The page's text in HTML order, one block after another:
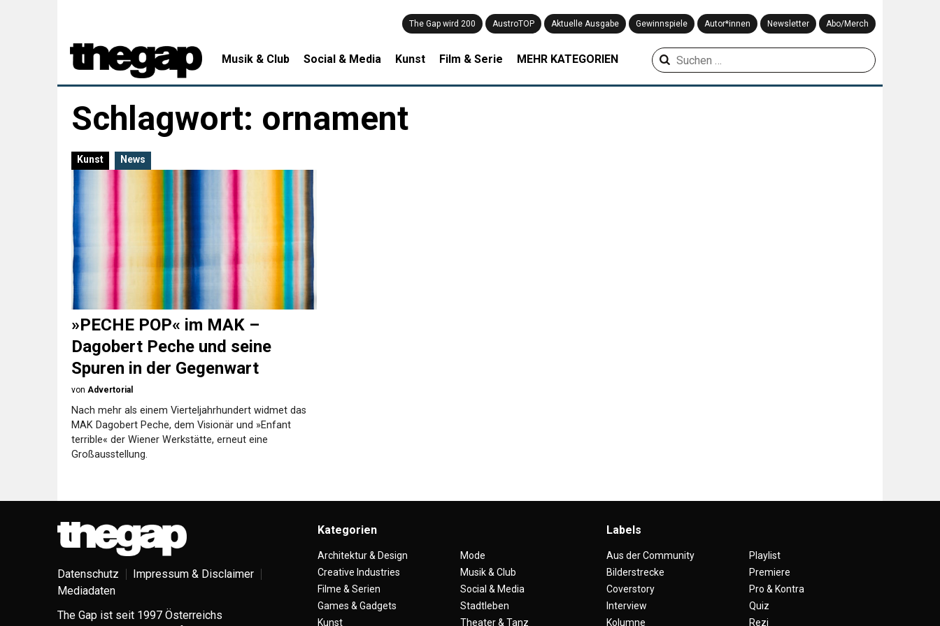
The Gap wird 200 AustroTOP Aktuelle Ausgabe Gewinnspiele Autor*innen Newsletter Abo/Merch
Musik & Club Social & Media Kunst Film & Serie MEHR KATEGORIEN
Suchen
nach:
Schlagwort: ornament
Kunst News
»PECHE POP« im MAK –
Dagobert Peche und seine
Spuren in der Gegenwart
von Advertorial
Nach mehr als einem Vierteljahrhundert widmet das
MAK Dagobert Peche, dem Visionär und »Enfant
terrible« der Wiener Werkstätte, erneut eine
Großausstellung.
Datenschutz
Impressum & Disclaimer
Mediadaten
The Gap ist seit 1997 Österreichs
Kategorien
Architektur & Design
Creative Industries
Filme & Serien
Games & Gadgets
Kunst
Mode
Musik & Club
Social & Media
Stadtleben
Theater & Tanz
Labels
Aus der Community
Bilderstrecke
Coverstory
Interview
Kolumne
Playlist
Premiere
Pro & Kontra
Quiz
Rezi